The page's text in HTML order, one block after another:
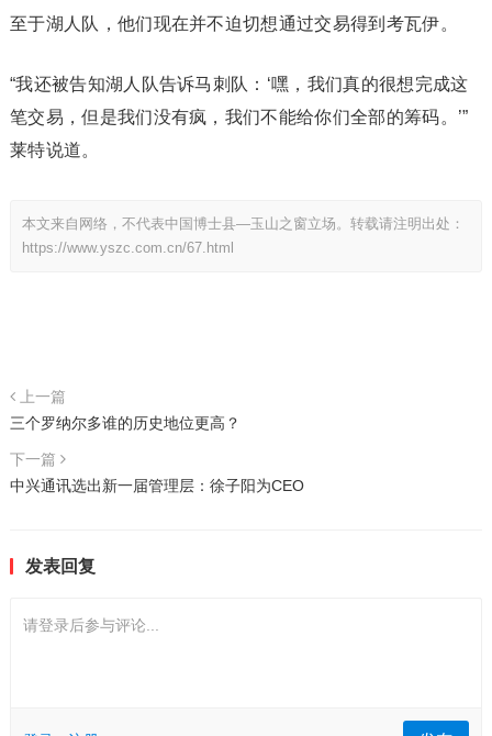
至于湖人队，他们现在并不迫切想通过交易得到考瓦伊。
“我还被告知湖人队告诉马刺队：‘嘿，我们真的很想完成这
笔交易，但是我们没有疯，我们不能给你们全部的筹码。’”
莱特说道。
本文来自网络，不代表中国博士县—玉山之窗立场。转载请注明出处：
https://www.yszc.com.cn/67.html
上一篇
三个罗纳尔多谁的历史地位更高？
下一篇
中兴通讯选出新一届管理层：徐子阳为CEO
发表回复
请登录后参与评论...